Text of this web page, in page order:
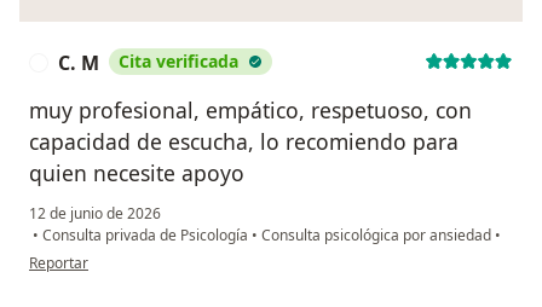
C. M Cita verificada
muy profesional, empático, respetuoso, con
capacidad de escucha, lo recomiendo para
quien necesite apoyo
12 de junio de 2026
• Consulta privada de Psicología • Consulta psicológica por ansiedad •
en opinión del usuario C. M
Reportar